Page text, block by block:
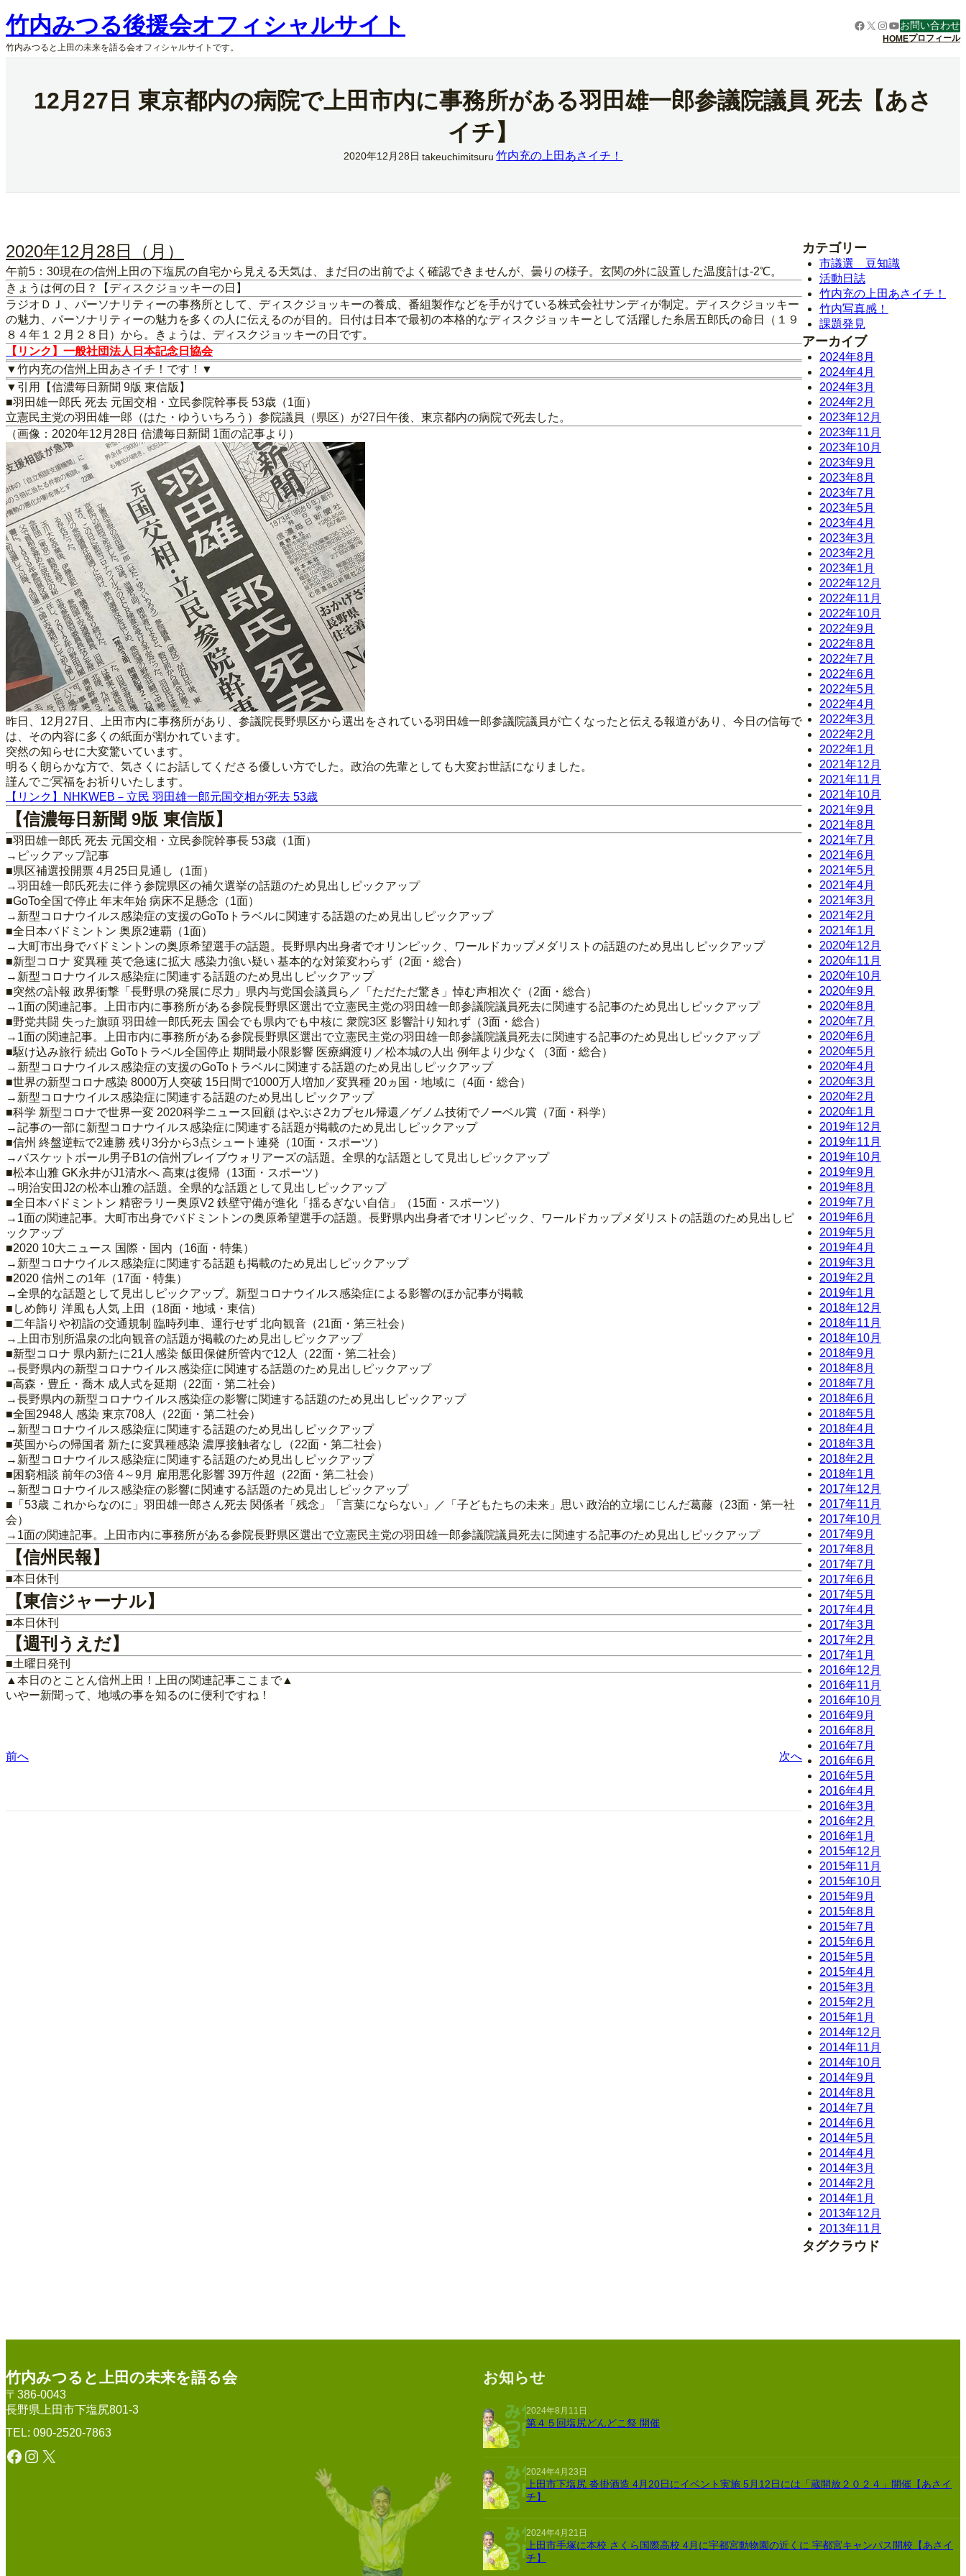
内
容
を
ス
竹内みつる後援会オフィシャルサイト
竹内みつると上田の未来を語る会オフィシャルサイトです。
Facebook
X Instagram
YouTube
お問い合わせ
HOMEプロフィール
12月27日 東京都内の病院で上田市内に事務所がある羽田雄一郎参議院議員 死去【あさ
イチ】
2020年12月28日 takeuchimitsuru 竹内充の上田あさイチ！
2020年12月28日（月）
午前5：30現在の信州上田の下塩尻の自宅から見える天気は、まだ日の出前でよく確認できませんが、曇りの様子。玄関の外に設置した温度計は‐2℃。
きょうは何の日？【ディスクジョッキーの日】
ラジオＤＪ、パーソナリティーの事務所として、ディスクジョッキーの養成、番組製作などを手がけている株式会社サンディが制定。ディスクジョッキー
の魅力、パーソナリティーの魅力を多くの人に伝えるのが目的。日付は日本で最初の本格的なディスクジョッキーとして活躍した糸居五郎氏の命日（１９
８４年１２月２８日）から。きょうは、ディスクジョッキーの日です。
【リンク】一般社団法人日本記念日協会
▼竹内充の信州上田あさイチ！です！▼
▼引用【信濃毎日新聞 9版 東信版】
■羽田雄一郎氏 死去 元国交相・立民参院幹事長 53歳（1面）
立憲民主党の羽田雄一郎（はた・ゆういちろう）参院議員（県区）が27日午後、東京都内の病院で死去した。
（画像：2020年12月28日 信濃毎日新聞 1面の記事より）
昨日、12月27日、上田市内に事務所があり、参議院長野県区から選出をされている羽田雄一郎参議院議員が亡くなったと伝える報道があり、今日の信毎で
は、その内容に多くの紙面が割かれています。
突然の知らせに大変驚いています。
明るく朗らかな方で、気さくにお話してくださる優しい方でした。政治の先輩としても大変お世話になりました。
謹んでご冥福をお祈りいたします。
【リンク】NHKWEB－立民 羽田雄一郎元国交相が死去 53歳
【信濃毎日新聞 9版 東信版】
■羽田雄一郎氏 死去 元国交相・立民参院幹事長 53歳（1面）
→ピックアップ記事
■県区補選投開票 4月25日見通し（1面）
→羽田雄一郎氏死去に伴う参院県区の補欠選挙の話題のため見出しピックアップ
■GoTo全国で停止 年末年始 病床不足懸念（1面）
→新型コロナウイルス感染症の支援のGoToトラベルに関連する話題のため見出しピックアップ
■全日本バドミントン 奥原2連覇（1面）
→大町市出身でバドミントンの奥原希望選手の話題。長野県内出身者でオリンピック、ワールドカップメダリストの話題のため見出しピックアップ
■新型コロナ 変異種 英で急速に拡大 感染力強い疑い 基本的な対策変わらず（2面・総合）
→新型コロナウイルス感染症に関連する話題のため見出しピックアップ
■突然の訃報 政界衝撃「長野県の発展に尽力」県内与党国会議員ら／「ただただ驚き」悼む声相次ぐ（2面・総合）
→1面の関連記事。上田市内に事務所がある参院長野県区選出で立憲民主党の羽田雄一郎参議院議員死去に関連する記事のため見出しピックアップ
■野党共闘 失った旗頭 羽田雄一郎氏死去 国会でも県内でも中核に 衆院3区 影響計り知れず（3面・総合）
→1面の関連記事。上田市内に事務所がある参院長野県区選出で立憲民主党の羽田雄一郎参議院議員死去に関連する記事のため見出しピックアップ
■駆け込み旅行 続出 GoToトラベル全国停止 期間最小限影響 医療綱渡り／松本城の人出 例年より少なく（3面・総合）
→新型コロナウイルス感染症の支援のGoToトラベルに関連する話題のため見出しピックアップ
■世界の新型コロナ感染 8000万人突破 15日間で1000万人増加／変異種 20ヵ国・地域に（4面・総合）
→新型コロナウイルス感染症に関連する話題のため見出しピックアップ
■科学 新型コロナで世界一変 2020科学ニュース回顧 はやぶさ2カプセル帰還／ゲノム技術でノーベル賞（7面・科学）
→記事の一部に新型コロナウイルス感染症に関連する話題が掲載のため見出しピックアップ
■信州 終盤逆転で2連勝 残り3分から3点シュート連発（10面・スポーツ）
→バスケットボール男子B1の信州ブレイブウォリアーズの話題。全県的な話題として見出しピックアップ
■松本山雅 GK永井がJ1清水へ 高東は復帰（13面・スポーツ）
→明治安田J2の松本山雅の話題。全県的な話題として見出しピックアップ
■全日本バドミントン 精密ラリー奥原V2 鉄壁守備が進化「揺るぎない自信」（15面・スポーツ）
→1面の関連記事。大町市出身でバドミントンの奥原希望選手の話題。長野県内出身者でオリンピック、ワールドカップメダリストの話題のため見出しピ
ックアップ
■2020 10大ニュース 国際・国内（16面・特集）
→新型コロナウイルス感染症に関連する話題も掲載のため見出しピックアップ
■2020 信州この1年（17面・特集）
→全県的な話題として見出しピックアップ。新型コロナウイルス感染症による影響のほか記事が掲載
■しめ飾り 洋風も人気 上田（18面・地域・東信）
■二年詣りや初詣の交通規制 臨時列車、運行せず 北向観音（21面・第三社会）
→上田市別所温泉の北向観音の話題が掲載のため見出しピックアップ
■新型コロナ 県内新たに21人感染 飯田保健所管内で12人（22面・第二社会）
→長野県内の新型コロナウイルス感染症に関連する話題のため見出しピックアップ
■高森・豊丘・喬木 成人式を延期（22面・第二社会）
→長野県内の新型コロナウイルス感染症の影響に関連する話題のため見出しピックアップ
■全国2948人 感染 東京708人（22面・第二社会）
→新型コロナウイルス感染症に関連する話題のため見出しピックアップ
■英国からの帰国者 新たに変異種感染 濃厚接触者なし（22面・第二社会）
→新型コロナウイルス感染症に関連する話題のため見出しピックアップ
■困窮相談 前年の3倍 4～9月 雇用悪化影響 39万件超（22面・第二社会）
→新型コロナウイルス感染症の影響に関連する話題のため見出しピックアップ
■「53歳 これからなのに」羽田雄一郎さん死去 関係者「残念」「言葉にならない」／「子どもたちの未来」思い 政治的立場にじんだ葛藤（23面・第一社
会）
→1面の関連記事。上田市内に事務所がある参院長野県区選出で立憲民主党の羽田雄一郎参議院議員死去に関連する記事のため見出しピックアップ
【信州民報】
■本日休刊
【東信ジャーナル】
■本日休刊
【週刊うえだ】
■土曜日発刊
▲本日のとことん信州上田！上田の関連記事ここまで▲
いやー新聞って、地域の事を知るのに便利ですね！
前へ 次へ
カテゴリー
市議選 豆知識
活動日誌
竹内充の上田あさイチ！
竹内写真感！
課題発見
アーカイブ
2024年8月
2024年4月
2024年3月
2024年2月
2023年12月
2023年11月
2023年10月
2023年9月
2023年8月
2023年7月
2023年5月
2023年4月
2023年3月
2023年2月
2023年1月
2022年12月
2022年11月
2022年10月
2022年9月
2022年8月
2022年7月
2022年6月
2022年5月
2022年4月
2022年3月
2022年2月
2022年1月
2021年12月
2021年11月
2021年10月
2021年9月
2021年8月
2021年7月
2021年6月
2021年5月
2021年4月
2021年3月
2021年2月
2021年1月
2020年12月
2020年11月
2020年10月
2020年9月
2020年8月
2020年7月
2020年6月
2020年5月
2020年4月
2020年3月
2020年2月
2020年1月
2019年12月
2019年11月
2019年10月
2019年9月
2019年8月
2019年7月
2019年6月
2019年5月
2019年4月
2019年3月
2019年2月
2019年1月
2018年12月
2018年11月
2018年10月
2018年9月
2018年8月
2018年7月
2018年6月
2018年5月
2018年4月
2018年3月
2018年2月
2018年1月
2017年12月
2017年11月
2017年10月
2017年9月
2017年8月
2017年7月
2017年6月
2017年5月
2017年4月
2017年3月
2017年2月
2017年1月
2016年12月
2016年11月
2016年10月
2016年9月
2016年8月
2016年7月
2016年6月
2016年5月
2016年4月
2016年3月
2016年2月
2016年1月
2015年12月
2015年11月
2015年10月
2015年9月
2015年8月
2015年7月
2015年6月
2015年5月
2015年4月
2015年3月
2015年2月
2015年1月
2014年12月
2014年11月
2014年10月
2014年9月
2014年8月
2014年7月
2014年6月
2014年5月
2014年4月
2014年3月
2014年2月
2014年1月
2013年12月
2013年11月
タグクラウド
竹内みつると上田の未来を語る会
〒386-0043
長野県上田市下塩尻801-3
TEL: 090-2520-7863
Facebook Instagram X
お知らせ
2024年8月11日
第４５回塩尻どんどこ祭 開催
2024年4月23日
上田市下塩尻 沓掛酒造 4月20日にイベント実施 5月12日には「蔵開放２０２４」開催【あさイ
チ】
2024年4月21日
上田市手塚に本校 さくら国際高校 4月に宇都宮動物園の近くに 宇都宮キャンパス開校【あさイ
チ】